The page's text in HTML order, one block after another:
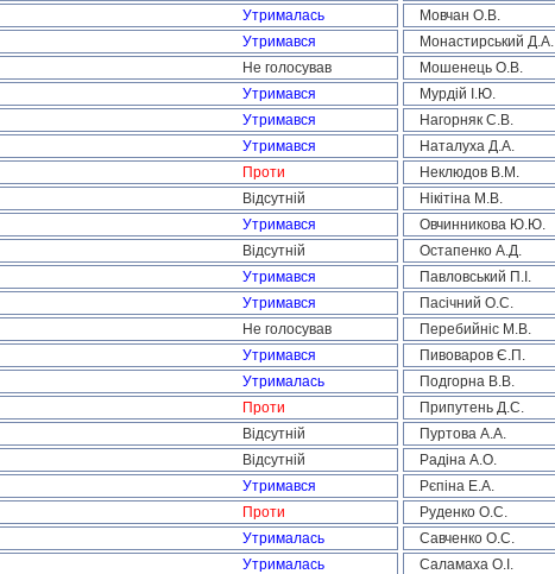
Утрималась Мовчан О.В.
Утримався Монастирський Д.А.
Не голосував Мошенець О.В.
Утримався Мурдій І.Ю.
Утримався Нагорняк С.В.
Утримався Наталуха Д.А.
Проти Неклюдов В.М.
Відсутній Нікітіна М.В.
Утримався Овчинникова Ю.Ю.
Відсутній Остапенко А.Д.
Утримався Павловський П.І.
Утримався Пасічний О.С.
Не голосував Перебийніс М.В.
Утримався Пивоваров Є.П.
Утрималась Подгорна В.В.
Проти Припутень Д.С.
Відсутній Пуртова А.А.
Відсутній Радіна А.О.
Утримався Рєпіна Е.А.
Проти Руденко О.С.
Утрималась Савченко О.С.
Утрималась Саламаха О.І.